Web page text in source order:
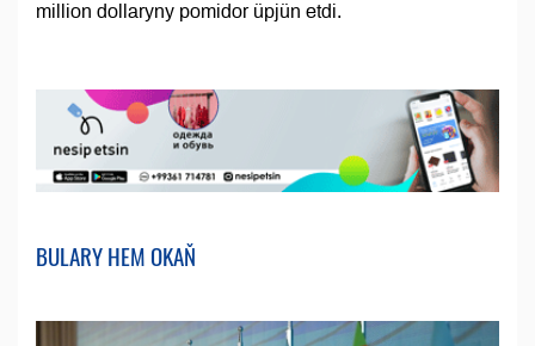
million dollaryny pomidor üpjün etdi.
BULARY HEM OKAŇ